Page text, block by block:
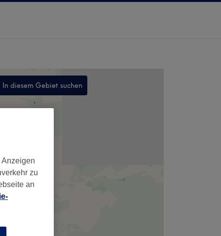
In diesem Gebiet suchen
,
zu
an